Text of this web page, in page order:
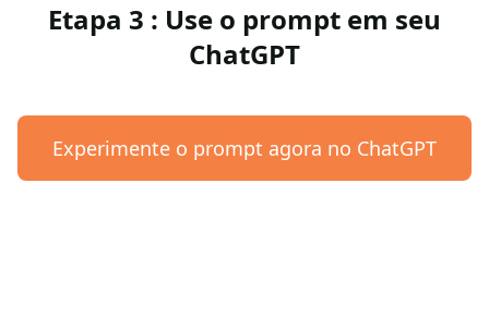
Etapa 3 : Use o prompt em seu
ChatGPT
Experimente o prompt agora no ChatGPT